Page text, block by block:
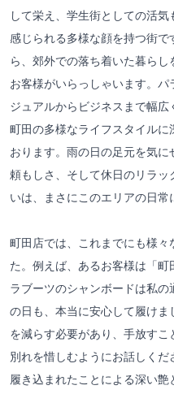
して栄え、学生街としての活
感じられる多様な顔を持つ街
ら、郊外での落ち着いた暮ら
お客様がいらっしゃいます。
ジュアルからビジネスまで幅広
町田の多様なライフスタイル
おります。雨の日の足元を気
頼もしさ、そして休日のリラ
いは、まさにこのエリアの日常
町田店では、これまでにも様
た。例えば、あるお客様は「
ラブーツのシャンボードは私
の日も、本当に安心して履け
を減らす必要があり、手放す
別れを惜しむようにお話しくだ
履き込まれたことによる深い